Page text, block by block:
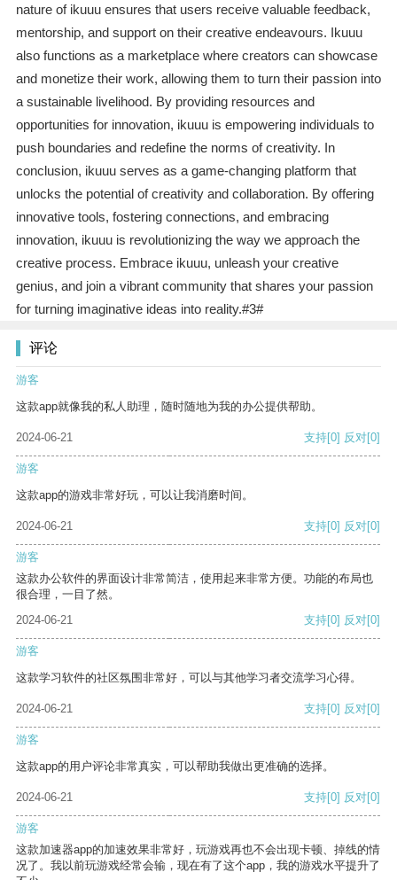
nature of ikuuu ensures that users receive valuable feedback,
mentorship, and support on their creative endeavours. Ikuuu
also functions as a marketplace where creators can showcase
and monetize their work, allowing them to turn their passion into
a sustainable livelihood. By providing resources and
opportunities for innovation, ikuuu is empowering individuals to
push boundaries and redefine the norms of creativity. In
conclusion, ikuuu serves as a game-changing platform that
unlocks the potential of creativity and collaboration. By offering
innovative tools, fostering connections, and embracing
innovation, ikuuu is revolutionizing the way we approach the
creative process. Embrace ikuuu, unleash your creative
genius, and join a vibrant community that shares your passion
for turning imaginative ideas into reality.#3#
评论
游客
这款app就像我的私人助理，随时随地为我的办公提供帮助。
2024-06-21 支持[0] 反对[0]
游客
这款app的游戏非常好玩，可以让我消磨时间。
2024-06-21 支持[0] 反对[0]
游客
这款办公软件的界面设计非常简洁，使用起来非常方便。功能的布局也
很合理，一目了然。
2024-06-21
支持[0] 反对[0]
游客
这款学习软件的社区氛围非常好，可以与其他学习者交流学习心得。
2024-06-21 支持[0] 反对[0]
游客
这款app的用户评论非常真实，可以帮助我做出更准确的选择。
2024-06-21 支持[0] 反对[0]
游客
这款加速器app的加速效果非常好，玩游戏再也不会出现卡顿、掉线的情
况了。我以前玩游戏经常会输，现在有了这个app，我的游戏水平提升了